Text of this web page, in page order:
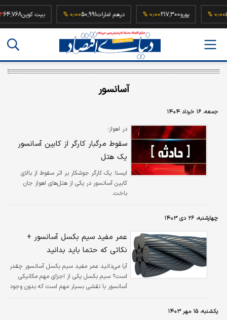
یورو217,300 درهم امارات50,991 بیت کوین
آسانسور
جمعه، ۱۶ خرداد ۱۴۰۴
در اهواز؛
سقوط مرگبار کارگر از کابین آسانسور
یک هتل
ايسنا: یک کارگر جوشکار بر اثر سقوط از بالای
کابین آسانسور در یکی از هتل‌های اهواز جان
باخت.
چهارشنبه، ۲۶ دی ۱۴۰۳
عمر مفید سیم بکسل آسانسور +
نکاتی که حتما باید بدانید
آیا می‌دانید عمر مفید سیم بکسل آسانسور چقدر
است؟ سیم بکسل یکی از اجزای مهم مکانیکی
آسانسور با نقشی بسیار مهم است که بدون وجود
یکشنبه، ۱۵ مهر ۱۴۰۳